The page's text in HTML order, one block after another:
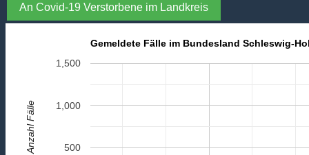
An Covid-19 Verstorbene im Landkreis
Gemeldete Fälle im Bundesland Schleswig-
500
1,000
1,500
Anzahl Fälle